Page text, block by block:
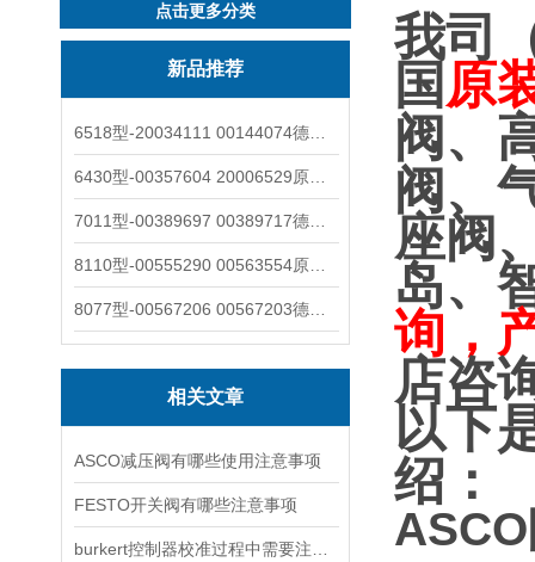
点击更多分类
新品推荐
相关文章
ASCO减压阀有哪些使用注意事项
FESTO开关阀有哪些注意事项
我司
国 原
阀、
阀、
座阀
岛、
询，
店咨
以下
绍：